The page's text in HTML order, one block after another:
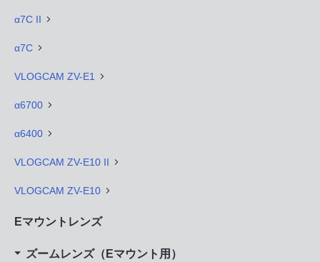
α7C II
α7C
VLOGCAM ZV-E1
α6700
α6400
VLOGCAM ZV-E10 II
VLOGCAM ZV-E10
Eマウントレンズ
ズームレンズ（Eマウント用）